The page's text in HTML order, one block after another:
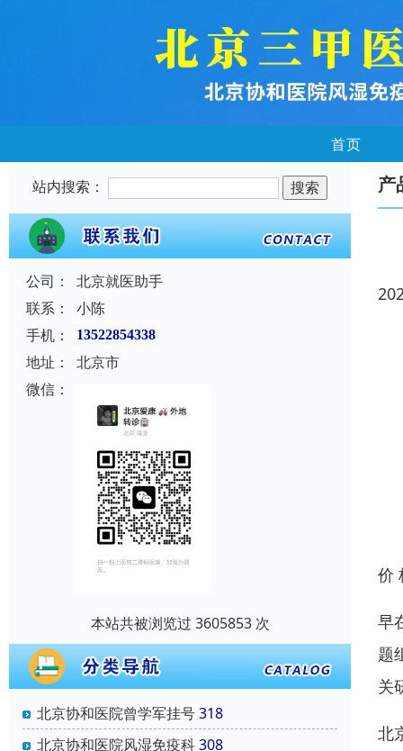
首页
站内搜索：
公司：
北京就医助手
联系：
小陈
手机：
13522854338
地址：
北京市
微信：
本站共被浏览过 3605853 次
北京协和医院曾学军挂号318
北京协和医院风湿免疫科308
产
价
早
题
关
北